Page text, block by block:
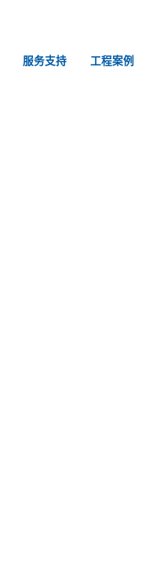
服务支持 工程案例